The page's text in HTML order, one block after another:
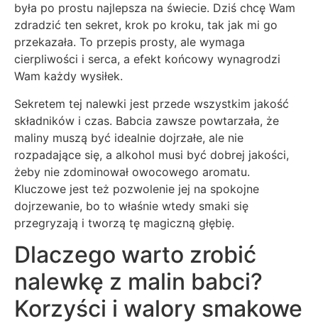
była po prostu najlepsza na świecie. Dziś chcę Wam
zdradzić ten sekret, krok po kroku, tak jak mi go
przekazała. To przepis prosty, ale wymaga
cierpliwości i serca, a efekt końcowy wynagrodzi
Wam każdy wysiłek.
Sekretem tej nalewki jest przede wszystkim jakość
składników i czas. Babcia zawsze powtarzała, że
maliny muszą być idealnie dojrzałe, ale nie
rozpadające się, a alkohol musi być dobrej jakości,
żeby nie zdominował owocowego aromatu.
Kluczowe jest też pozwolenie jej na spokojne
dojrzewanie, bo to właśnie wtedy smaki się
przegryzają i tworzą tę magiczną głębię.
Dlaczego warto zrobić
nalewkę z malin babci?
Korzyści i walory smakowe